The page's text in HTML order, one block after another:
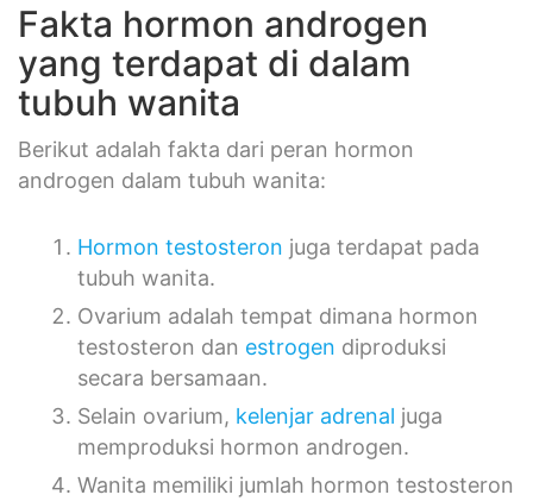
Fakta hormon androgen
yang terdapat di dalam
tubuh wanita
Berikut adalah fakta dari peran hormon
androgen dalam tubuh wanita:
Hormon testosteron juga terdapat pada
tubuh wanita.
Ovarium adalah tempat dimana hormon
testosteron dan estrogen diproduksi
secara bersamaan.
Selain ovarium, kelenjar adrenal juga
memproduksi hormon androgen.
Wanita memiliki jumlah hormon testosteron